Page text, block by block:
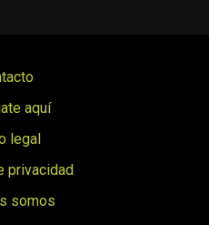
aquí
legal
privacidad
somos